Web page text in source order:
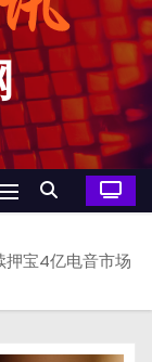
押宝4亿电音市场